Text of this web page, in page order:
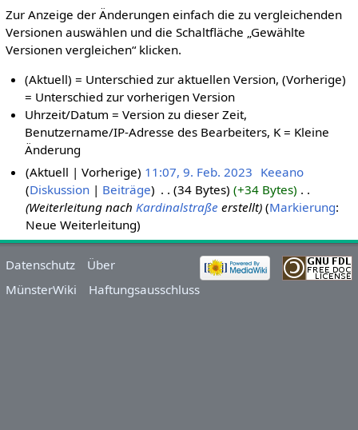
Zur Anzeige der Änderungen einfach die zu vergleichenden
Versionen auswählen und die Schaltfläche „Gewählte
Versionen vergleichen“ klicken.
(Aktuell) = Unterschied zur aktuellen Version, (Vorherige)
= Unterschied zur vorherigen Version
Uhrzeit/Datum = Version zu dieser Zeit,
Benutzername/IP-Adresse des Bearbeiters, K = Kleine
Änderung
Aktuell
Vorherige 11:07, 9. Feb. 2023 Keeano
Diskussion
Beiträge 34 Bytes +34 Bytes
Weiterleitung nach Kardinalstraße erstellt Markierung:
Neue Weiterleitung
Datenschutz
Über
MünsterWiki
Haftungsausschluss